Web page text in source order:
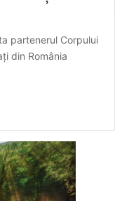
partenerul Corpului
din România